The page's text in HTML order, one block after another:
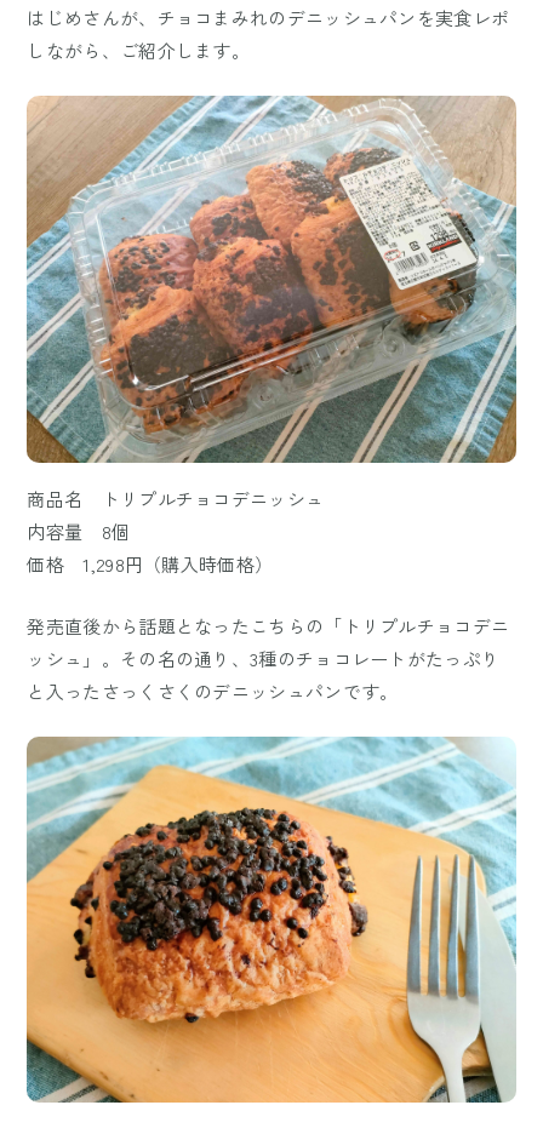
はじめさんが、チョコまみれのデニッシュパンを実食レポ
しながら、ご紹介します。
商品名 トリプルチョコデニッシュ
内容量 8個
価格 1,298円（購入時価格）
発売直後から話題となったこちらの「トリプルチョコデニ
ッシュ」。その名の通り、3種のチョコレートがたっぷり
と入ったさっくさくのデニッシュパンです。